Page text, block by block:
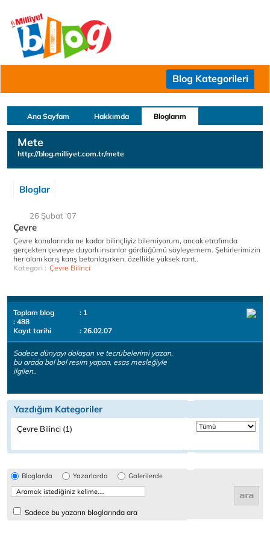
Blog Kategorileri
Ana Sayfam Hakkımda Bloglarım
Mete
http://blog.milliyet.com.tr/mete
Bloglar
26 Şubat '07
Çevre
Çevre konularında ne kadar bilinçliyiz bilemiyorum, ancak etrafımda
gerçekten çevreye duyarlı insanlar gördüğümü söyleyemem. Şehirlerimizin
her alanı karış karış betonlaşırken, özellikle yüksek rant..
Kategori : Çevre Bilinci
Toplam blog
: 1
: 488
Kayıt tarihi
: 26.02.07
Sadece dünyayı dolaşan ve tecrübelerimi yazan,
bu arada bol bol resim yapan, esas mesleğiyle
ilgilen..
Yazdığım Kategoriler
Çevre Bilinci (1)
Bloglarda Yazarlarda Galerilerde
Sadece bu yazarın bloglarında ara